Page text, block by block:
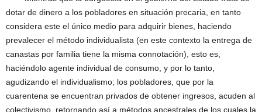
dotar de dinero a los pobladores en situación precaria, en tanto
considera este el único medio para adquirir bienes, haciendo
prevalecer el método individualista (en este contexto la entrega de
canastas por familia tiene la misma connotación), esto es,
haciéndolo agente individual de consumo, y por lo tanto,
agudizando el individualismo; los pobladores, que por la
cuarentena se encuentran privados de obtener ingresos, acuden al
colectivismo, retornando así a métodos ancestrales de los cuales la